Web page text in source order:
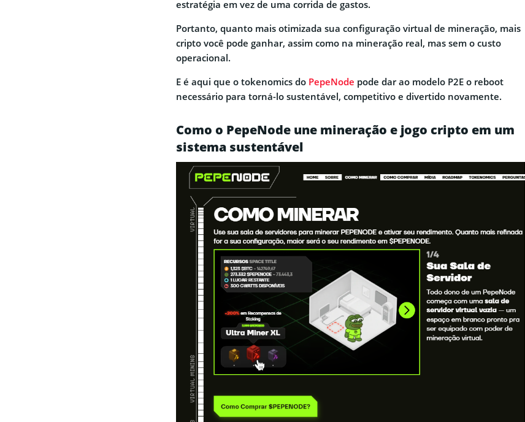
estratégia em vez de uma corrida de gastos.
Portanto, quanto mais otimizada sua configuração virtual de mineração, mais
cripto você pode ganhar, assim como na mineração real, mas sem o custo
operacional.
E é aqui que o tokenomics do PepeNode pode dar ao modelo P2E o reboot
necessário para torná-lo sustentável, competitivo e divertido novamente.
Como o PepeNode une mineração e jogo cripto em um
sistema sustentável